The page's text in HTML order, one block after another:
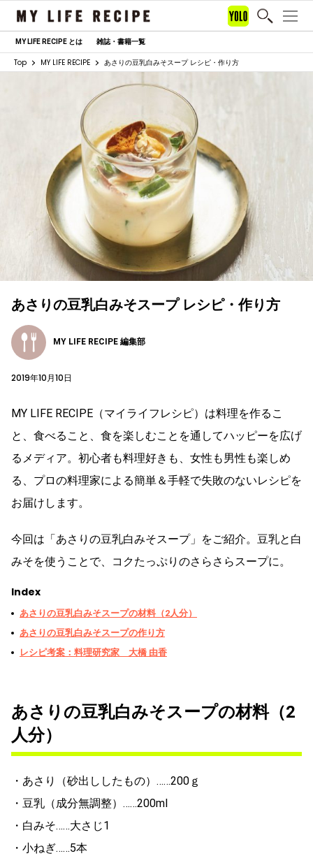
MY LIFE RECIPE とは 雑誌・書籍一覧
Top MY LIFE RECIPE あさりの豆乳白みそスープ レシピ・作り方
あさりの豆乳白みそスープ レシピ・作り方
MY LIFE RECIPE 編集部
2019年10月10日
MY LIFE RECIPE（マイライフレシピ）は料理を作るこ
と、食べること、食を楽しむことを通してハッピーを広げ
るメディア。初心者も料理好きも、女性も男性も楽しめ
る、プロの料理家による簡単＆手軽で失敗のないレシピを
お届けします。
今回は「あさりの豆乳白みそスープ」をご紹介。豆乳と白
みそを使うことで、コクたっぷりのさらさらスープに。
Index
あさりの豆乳白みそスープの材料（2人分）
あさりの豆乳白みそスープの作り方
レシピ考案：料理研究家 大橋 由香
あさりの豆乳白みそスープの材料（2
人分）
・あさり（砂出ししたもの）……200ｇ
・豆乳（成分無調整）……200ml
・白みそ……大さじ1
・小ねぎ……5本